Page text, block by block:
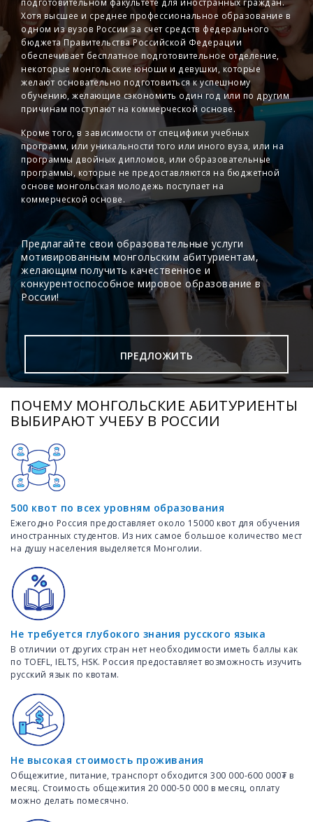
Хотя высшее и среднее профессиональное образование в
одном из вузов России за счет средств федерального
бюджета Правительства Российской Федерации
обеспечивает бесплатное подготовительное отделение,
некоторые монгольские юноши и девушки, которые
желают основательно подготовиться к успешному
обучению, желающие сэкономить один год или по другим
причинам поступают на коммерческой основе.
Кроме того, в зависимости от специфики учебных
программ, или уникальности того или иного вуза, или на
программы двойных дипломов, или образовательные
программы, которые не предоставляются на бюджетной
основе монгольская молодежь поступает на
коммерческой основе.
Предлагайте свои образовательные услуги
мотивированным монгольским абитуриентам,
желающим получить качественное и
конкурентоспособное мировое образование в
России!
ПРЕДЛОЖИТЬ
ПОЧЕМУ МОНГОЛЬСКИЕ АБИТУРИЕНТЫ
ВЫБИРАЮТ УЧЕБУ В РОССИИ
500 квот по всех уровням образования
Ежегодно Россия предоставляет около 15000 квот для обучения
иностранных студентов. Из них самое большое количество мест
на душу населения выделяется Монголии.
Не требуется глубокого знания русского языка
В отличии от других стран нет необходимости иметь баллы как
по TOEFL, IELTS, HSK. Россия предоставляет возможность изучить
русский язык по квотам.
Не высокая стоимость проживания
Общежитие, питание, транспорт обходится 300 000-600 000₮ в
месяц. Стоимость общежития 20 000-50 000 в месяц, оплату
можно делать помесячно.